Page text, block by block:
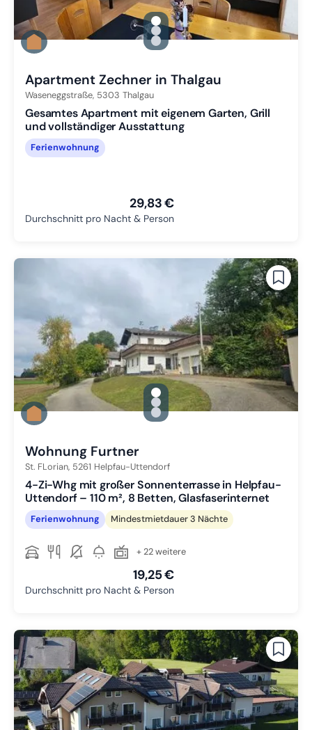
gallery.slide_selector
Zu Slide 1 wechseln
Zu Slide 2 wechseln
Zu Slide 3 wechseln
Apartment Zechner in Thalgau
Waseneggstraße, 5303 Thalgau
Gesamtes Apartment mit eigenem Garten, Grill
und vollständiger Ausstattung
Ferienwohnung
29,83 €
Durchschnitt pro Nacht & Person
gallery.slide_selector
Zu Slide 1 wechseln
Zu Slide 2 wechseln
Zu Slide 3 wechseln
Wohnung Furtner
St. FLorian, 5261 Helpfau-Uttendorf
4-Zi-Whg mit großer Sonnenterrasse in Helpfau-
Uttendorf – 110 m², 8 Betten, Glasfaserinternet
Ferienwohnung Mindestmietdauer 3 Nächte
+ 22 weitere
19,25 €
Durchschnitt pro Nacht & Person